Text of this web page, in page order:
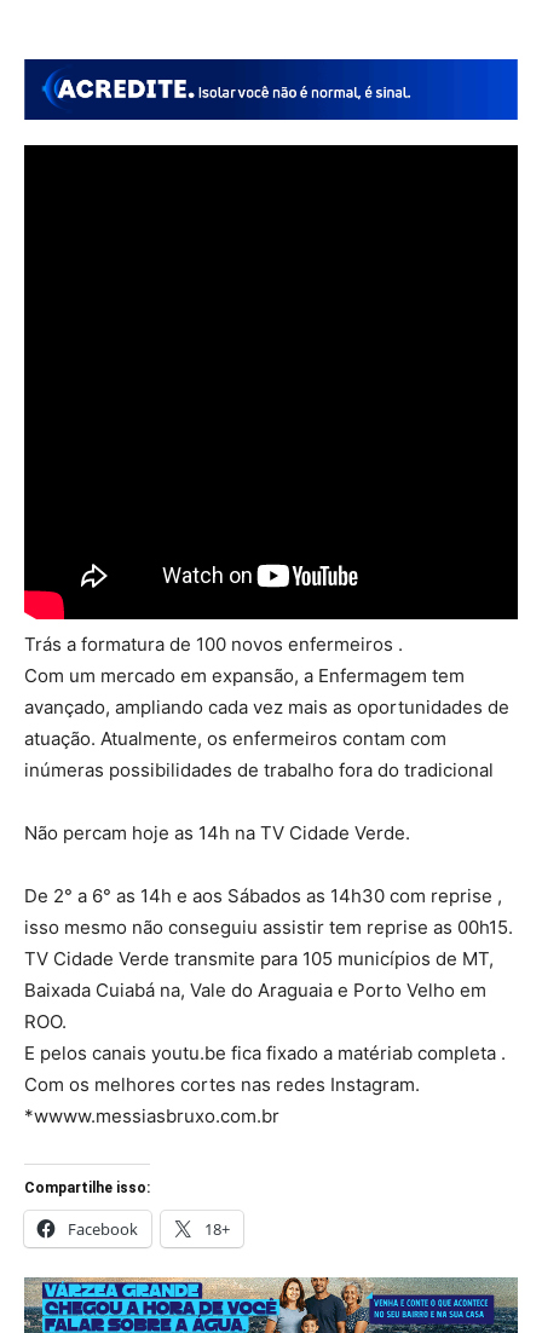
Trás a formatura de 100 novos enfermeiros .
Com um mercado em expansão, a Enfermagem tem
avançado, ampliando cada vez mais as oportunidades de
atuação. Atualmente, os enfermeiros contam com
inúmeras possibilidades de trabalho fora do tradicional
Não percam hoje as 14h na TV Cidade Verde.
De 2° a 6° as 14h e aos Sábados as 14h30 com reprise ,
isso mesmo não conseguiu assistir tem reprise as 00h15.
TV Cidade Verde transmite para 105 municípios de MT,
Baixada Cuiabá na, Vale do Araguaia e Porto Velho em
ROO.
E pelos canais youtu.be fica fixado a matériab completa .
Com os melhores cortes nas redes Instagram.
*wwww.messiasbruxo.com.br
Compartilhe isso:
Facebook 18+